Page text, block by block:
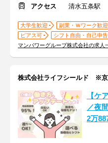
アクセス
清水五条駅
大学生歓迎 副業・Ｗワーク歓迎
ピアス可
シフト自由・自己申告
マンパワーグループ株式会社の求人
株式会社ライフシールド ※京
【ケ
／夜
2万